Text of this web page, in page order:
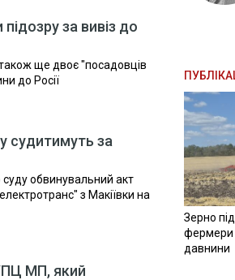
за вивіз до
ще двоє "посадовців
до Росії
судитимуть за
суду обвинувальний акт
з Макіївки на
МП, який
Зерно
фермери
давнини